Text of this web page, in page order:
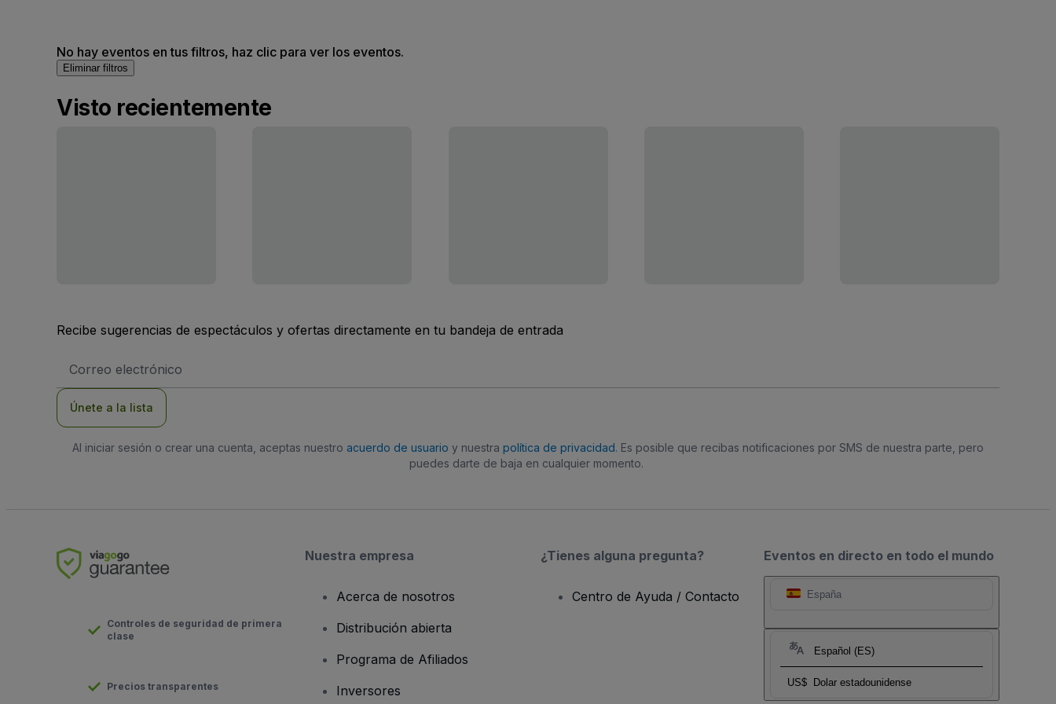
No hay eventos en tus filtros, haz clic para ver los eventos.
Eliminar filtros
Visto recientemente
Recibe sugerencias de espectáculos y ofertas directamente en tu bandeja de entrada
de
Únete a la lista
Al iniciar sesión o crear una cuenta, aceptas nuestro acuerdo de usuario y nuestra política de privacidad. Es posible que recibas notificaciones por SMS de nuestra parte, pero
puedes darte de baja en cualquier momento.
Eventos en directo en todo el mundo
España
Español (ES)
US$ Dolar estadounidense
Controles de seguridad de primera
clase
Precios transparentes
Nuestra empresa
Acerca de nosotros
Distribución abierta
Programa de Afiliados
Inversores
¿Tienes alguna pregunta?
Centro de Ayuda / Contacto